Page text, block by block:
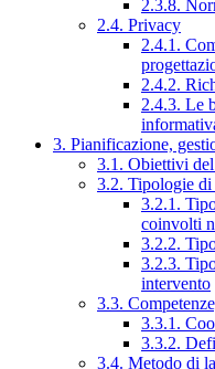
2.3.8.
2.4. Privacy
2.4.1.
2.4.2.
2.4.3. Le
3. Pianificazione,
3.1. Obiettivi
3.2. Tipologie di
3.2.1.
coinvolti
3.2.2.
3.2.3.
intervento
3.3.
3.3.1.
3.3.2.
3.4. Metodo di